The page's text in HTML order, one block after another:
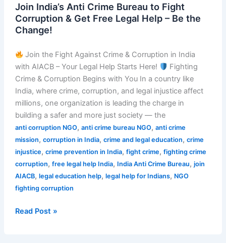
Join India’s Anti Crime Bureau to Fight
Corruption & Get Free Legal Help – Be the
Change!
Join the Fight Against Crime & Corruption in India
with AIACB – Your Legal Help Starts Here!
Fighting
Crime & Corruption Begins with You In a country like
India, where crime, corruption, and legal injustice affect
millions, one organization is leading the charge in
building a safer and more just society — the
anti corruption NGO, anti crime bureau NGO, anti crime
mission, corruption in India, crime and legal education, crime
injustice, crime prevention in India, fight crime, fighting crime
corruption, free legal help India, India Anti Crime Bureau, join
AIACB, legal education help, legal help for Indians, NGO
fighting corruption
Read Post »